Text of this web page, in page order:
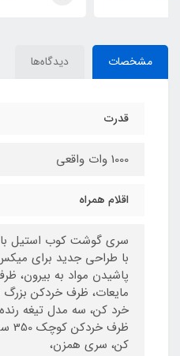
مشخصات دیدگاه‌ها
قدرت
1000 وات واقعی
اقلام همراه
سری گوشت کوب استیل با
با طراحی جدید برای
پاشیدن مواد به
خرد کن، سه مدل تیغه
کن، سری همزن،